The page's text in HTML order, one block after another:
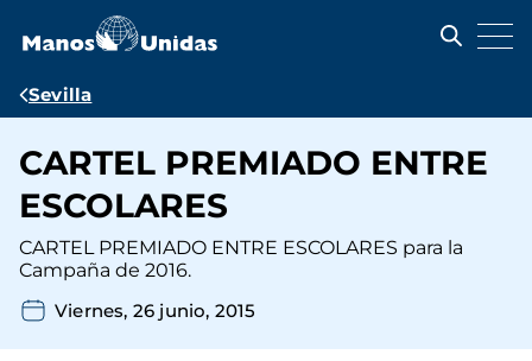
contenido
Ruta
navegación
Sevilla
CARTEL PREMIADO ENTRE
ESCOLARES
CARTEL PREMIADO ENTRE ESCOLARES para la
Campaña de 2016.
Viernes, 26 junio, 2015